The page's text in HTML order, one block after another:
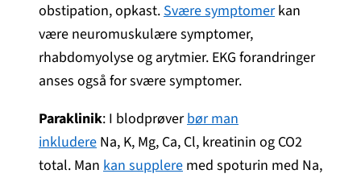
obstipation, opkast.Svære symptomerkan
være neuromuskulære symptomer,
rhabdomyolyse og arytmier. EKG forandringer
anses også for svære symptomer.
Paraklinik: I blodprøverbør man
inkludere Na, K, Mg, Ca, Cl, kreatinin og CO2
total. Man kan supplere med spoturin med Na,